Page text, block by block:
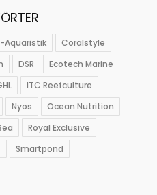
Aquaristik
Coralstyle
DSR
Ecotech Marine
ITC Reefculture
Nyos
Ocean Nutrition
Royal Exclusive
Smartpond